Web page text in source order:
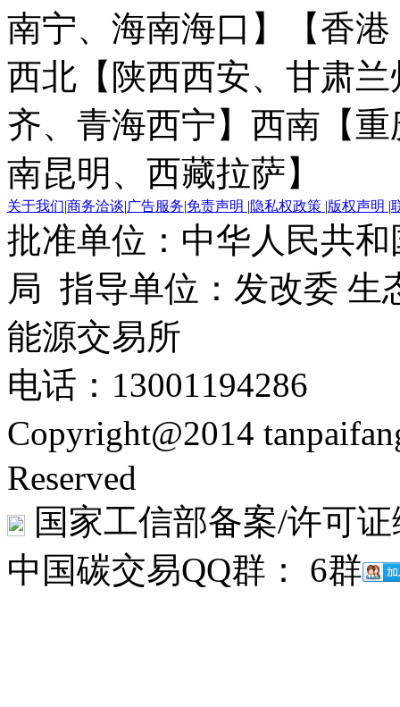
南宁、海南海口】
【香
西北【陕西西安、甘肃
齐、青海西宁】 西南【
南昆明、西藏拉萨】
关于我们|商务洽谈|广告服务|免责声明 |隐私权政策 |版权声明 |
批准单位：中华人民共
局 指导单位：发改委 生
能源交易所
电话：13001194286
Copyright@2014
Reserved
国家工信部备案/许可
中国碳交易QQ群： 6群